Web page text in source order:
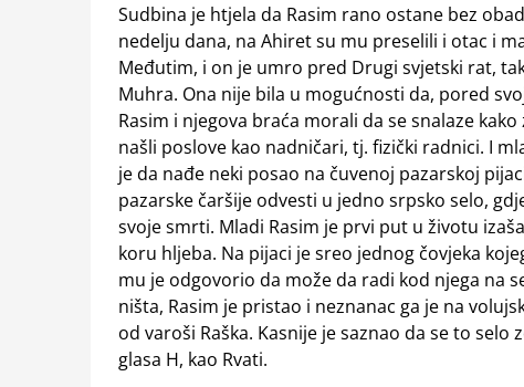
Sudbina je htjela da Rasim rano ostane bez
nedelju dana, na Ahiret su mu preselili i otac i
Međutim, i on je umro pred Drugi svjetski rat,
Muhra. Ona nije bila u mogućnosti da, pored
Rasim i njegova braća morali da se snalaze
našli poslove kao nadničari, tj. fizički radnici. I
je da nađe neki posao na čuvenoj pazarskoj
pazarske čaršije odvesti u jedno srpsko selo,
svoje smrti. Mladi Rasim je prvi put u životu
koru hljeba. Na pijaci je sreo jednog čovjeka
mu je odgovorio da može da radi kod njega na
ništa, Rasim je pristao i neznanac ga je na
od varoši Raška. Kasnije je saznao da se to
glasa H, kao Rvati.